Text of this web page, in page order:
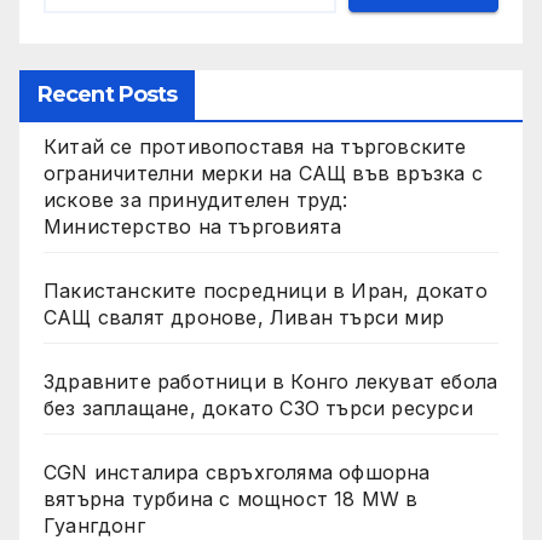
Recent Posts
Китай се противопоставя на търговските
ограничителни мерки на САЩ във връзка с
искове за принудителен труд:
Министерство на търговията
Пакистанските посредници в Иран, докато
САЩ свалят дронове, Ливан търси мир
Здравните работници в Конго лекуват ебола
без заплащане, докато СЗО търси ресурси
CGN инсталира свръхголяма офшорна
вятърна турбина с мощност 18 MW в
Гуангдонг